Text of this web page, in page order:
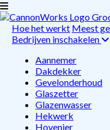
Hoe het werkt Meest
Bedrijven inschakelen
Aannemer
Dakdekker
Gevelonderhoud
Glaszetter
Glazenwasser
Hekwerk
Hovenier